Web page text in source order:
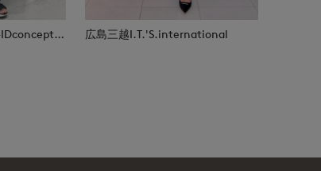
福山天満屋店INED/7-IDconcept./Maglie 広島三越I.T.'S.international